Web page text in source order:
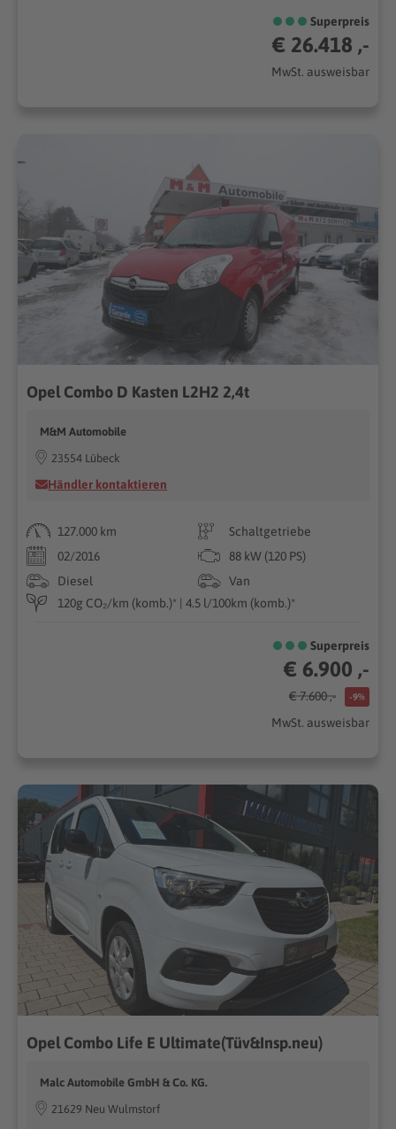
Superpreis
€ 26.418 ,-
MwSt. ausweisbar
Opel Combo D Kasten L2H2 2,4t
M&M Automobile
23554 Lübeck
Händler kontaktieren
127.000 km
Schaltgetriebe
02/2016
88 kW (120 PS)
Diesel
Van
120g CO₂/km (komb.)* | 4.5 l/100km (komb.)*
Superpreis
€ 6.900 ,-
€ 7.600 ,- -9%
MwSt. ausweisbar
Opel Combo Life E Ultimate(Tüv&Insp.neu)
Malc Automobile GmbH & Co. KG.
21629 Neu Wulmstorf